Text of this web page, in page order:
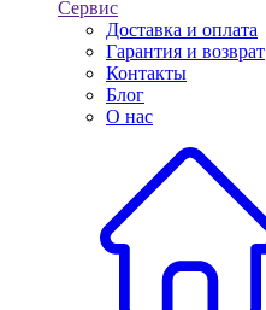
Сервис
Доставка и оплата
Гарантия и возврат
Контакты
Блог
О нас